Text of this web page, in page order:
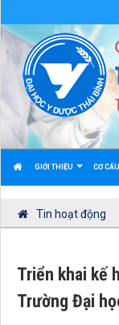
GIỚI THIỆU CƠ
Tin hoạt động
Triển khai kế
Trường Đại